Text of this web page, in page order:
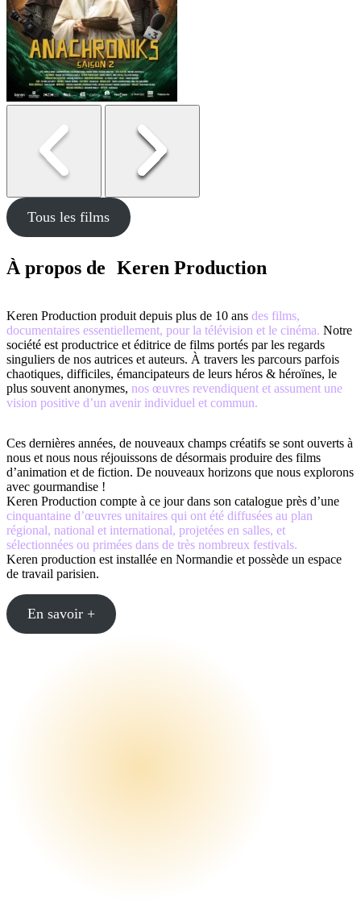
Tous les films
À propos de Keren Production
Keren Production produit depuis plus de 10 ans des films,
documentaires essentiellement, pour la télévision et le cinéma. Notre
société est productrice et éditrice de films portés par les regards
singuliers de nos autrices et auteurs. À travers les parcours parfois
chaotiques, difficiles, émancipateurs de leurs héros & héroïnes, le
plus souvent anonymes, nos œuvres revendiquent et assument une
vision positive d’un avenir individuel et commun.
Ces dernières années, de nouveaux champs créatifs se sont ouverts à
nous et nous nous réjouissons de désormais produire des films
d’animation et de fiction. De nouveaux horizons que nous explorons
avec gourmandise !
Keren Production compte à ce jour dans son catalogue près d’une
cinquantaine d’œuvres unitaires qui ont été diffusées au plan
régional, national et international, projetées en salles, et
sélectionnées ou primées dans de très nombreux festivals.
Keren production est installée en Normandie et possède un espace
de travail parisien.
En savoir +